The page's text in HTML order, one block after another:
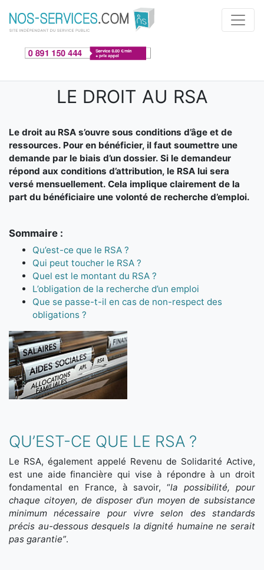
Aller au contenu principal
LE DROIT AU RSA
Le droit au RSA s’ouvre sous conditions d’âge et de
ressources. Pour en bénéficier, il faut soumettre une
demande par le biais d’un dossier. Si le demandeur
répond aux conditions d’attribution, le RSA lui sera
versé mensuellement. Cela implique clairement de la
part du bénéficiaire une volonté de recherche d’emploi.
Sommaire :
Qu’est-ce que le RSA ?
Qui peut toucher le RSA ?
Quel est le montant du RSA ?
L’obligation de la recherche d’un emploi
Que se passe-t-il en cas de non-respect des
obligations ?
QU’EST-CE QUE LE RSA ?
Le RSA, également appelé Revenu de Solidarité Active,
est une aide financière qui vise à répondre à un droit
fondamental en France, à savoir, “la possibilité, pour
chaque citoyen, de disposer d’un moyen de subsistance
minimum nécessaire pour vivre selon des standards
précis au-dessous desquels la dignité humaine ne serait
pas garantie”.